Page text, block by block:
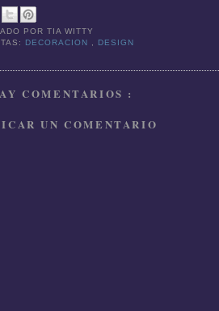
PORTIA WITTY
DECORACION DESIGN
COMENTARIOS :
UN COMENTARIO